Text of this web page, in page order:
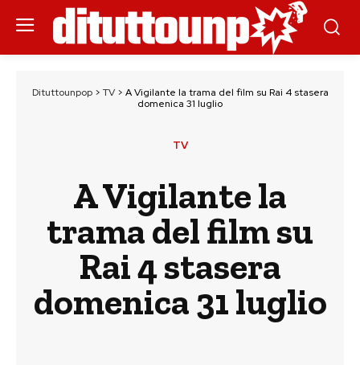
Dituttounpop> TV> A Vigilante la trama del film su Rai 4 stasera
domenica 31 luglio
TV
A Vigilante la
trama del film su
Rai 4 stasera
domenica 31 luglio